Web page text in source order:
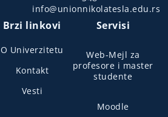
info@unionnikolatesla.edu.rs
Brzi linkovi
O Univerzitetu
Kontakt
Vesti
Servisi
Web-Mejl za
profesore i master
studente
Moodle